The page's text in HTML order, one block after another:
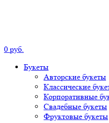
0 руб.
Букеты
Авторские букеты
Классические
Корпоративные
Свадебные букеты
Фруктовые букеты